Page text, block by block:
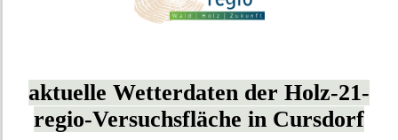
aktuelle Wetterdaten der Holz-21-
regio-Versuchsfläche in Cursdorf